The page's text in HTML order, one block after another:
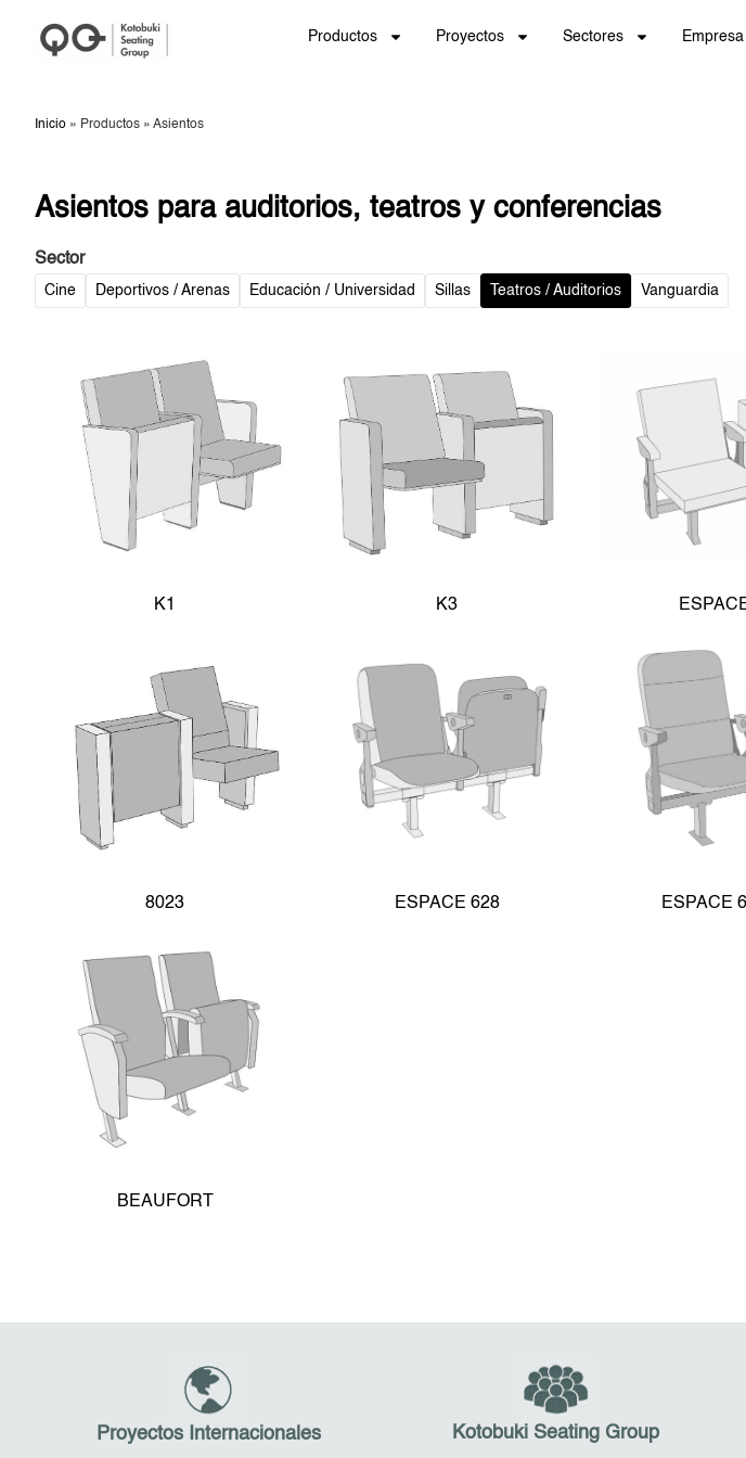
Productos Proyectos Sectores Empresa
Inicio » Productos » Asientos
Asientos para auditorios, teatros y conferencias
Sector
Cine Deportivos / Arenas Educación / Universidad Sillas Teatros / Auditorios Vanguardia
K1 K3
8023 ESPACE 628 ESPACE
BEAUFORT
Proyectos Internacionales Kotobuki Seating Group